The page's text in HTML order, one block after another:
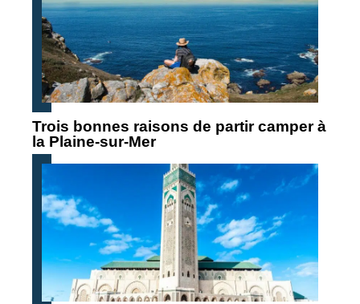
Trois bonnes raisons de partir camper à
la Plaine-sur-Mer